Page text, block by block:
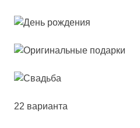
22 варианта